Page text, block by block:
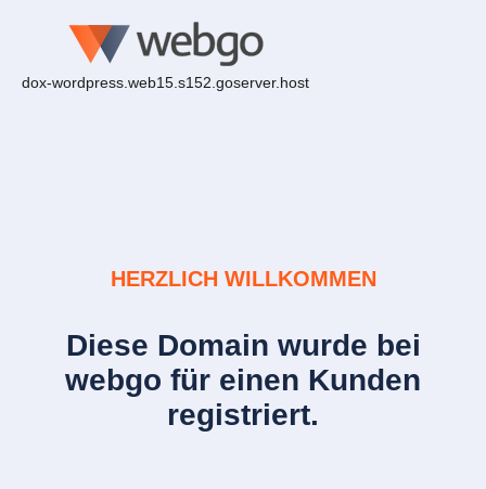
dox-wordpress.web15.s152.goserver.host
HERZLICH WILLKOMMEN
Diese Domain wurde bei
webgo für einen Kunden
registriert.